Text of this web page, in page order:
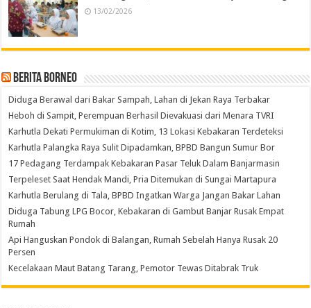
13/02/2026
Berita Borneo
Diduga Berawal dari Bakar Sampah, Lahan di Jekan Raya Terbakar
Heboh di Sampit, Perempuan Berhasil Dievakuasi dari Menara TVRI
Karhutla Dekati Permukiman di Kotim, 13 Lokasi Kebakaran Terdeteksi
Karhutla Palangka Raya Sulit Dipadamkan, BPBD Bangun Sumur Bor
17 Pedagang Terdampak Kebakaran Pasar Teluk Dalam Banjarmasin
Terpeleset Saat Hendak Mandi, Pria Ditemukan di Sungai Martapura
Karhutla Berulang di Tala, BPBD Ingatkan Warga Jangan Bakar Lahan
Diduga Tabung LPG Bocor, Kebakaran di Gambut Banjar Rusak Empat
Rumah
Api Hanguskan Pondok di Balangan, Rumah Sebelah Hanya Rusak 20
Persen
Kecelakaan Maut Batang Tarang, Pemotor Tewas Ditabrak Truk